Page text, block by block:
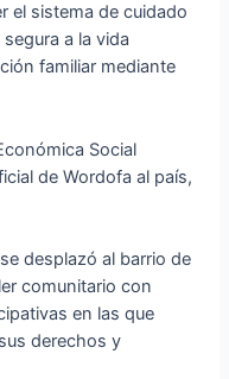
el sistema de cuidado
a la vida
familiar mediante
Social
de Wordofa al país,
desplazó al barrio de
comunitario con
en las que
derechos y